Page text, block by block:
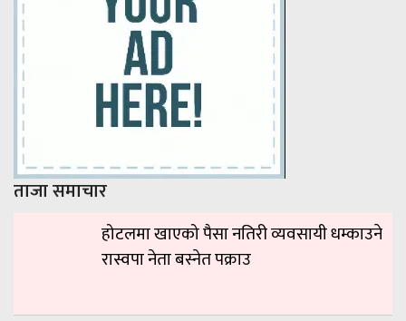
ताजा समाचार
होटलमा खाएको पैसा नतिरी व्यवसायी धम्काउने
रास्वपा नेता बस्नेत पक्राउ